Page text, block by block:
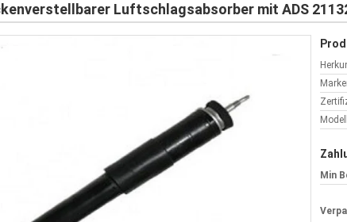
Luftschlagsabsorber mit ADS
Min